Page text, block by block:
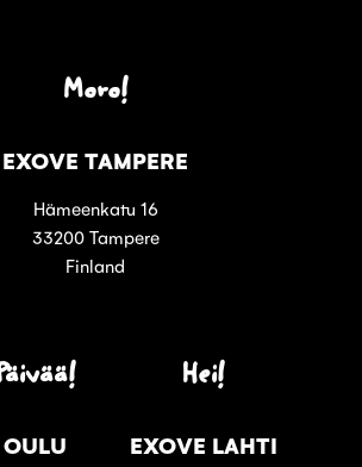
Moro!
EXOVE TAMPERE
Hämeenkatu 16
33200 Tampere
Finland
Hei!
EXOVE LAHTI